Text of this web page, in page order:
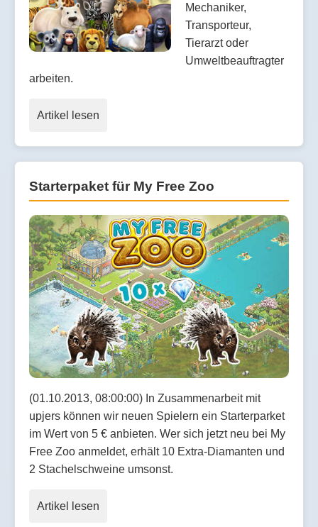
Mechaniker,
Transporteur,
Tierarzt oder
Umweltbeauftragter
arbeiten.
Artikel lesen
Starterpaket für My Free Zoo
(01.10.2013, 08:00:00) In Zusammenarbeit mit
upjers können wir neuen Spielern ein Starterparket
im Wert von 5 € anbieten. Wer sich jetzt neu bei My
Free Zoo anmeldet, erhält 10 Extra-Diamanten und
2 Stachelschweine umsonst.
Artikel lesen